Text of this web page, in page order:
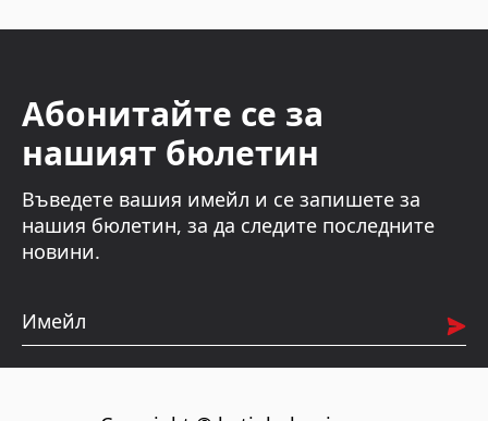
Абонитайте се за
нашият бюлетин
Въведете вашия имейл и се запишете за
нашия бюлетин, за да следите последните
новини.
Имейл